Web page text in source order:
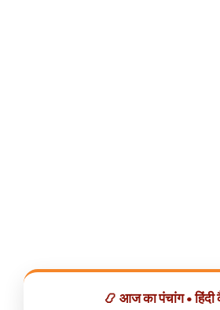
📿 आज का पंचांग •